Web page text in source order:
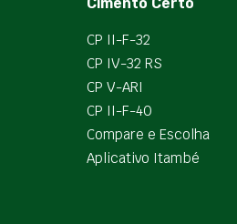
CP II-F-32
CP IV-32 RS
CP V-ARI
CP II-F-40
Compare e Escolha
Aplicativo Itambé